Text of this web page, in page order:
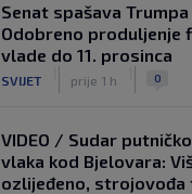
Senat spašava
Odobreno produljenje
vlade do 11. prosinca
SVIJET prije 1 h 0
VIDEO / Sudar
vlaka kod Bjelovara:
ozlijeđeno, strojovođa